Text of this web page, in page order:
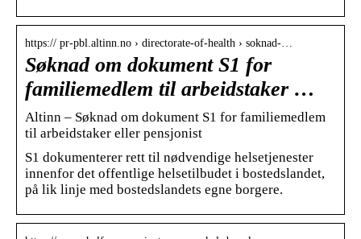
https:// pr-pbl.altinn.no › directorate-of-health › soknad-…
Søknad om dokument S1 for
familiemedlem til arbeidstaker …
Altinn – Søknad om dokument S1 for familiemedlem
til arbeidstaker eller pensjonist
S1 dokumenterer rett til nødvendige helsetjenester
innenfor det offentlige helsetilbudet i bostedslandet,
på lik linje med bostedslandets egne borgere.